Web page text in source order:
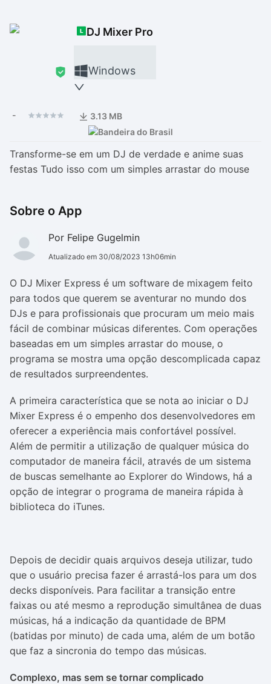
DJ Mixer Pro
Windows
- 3.13 MB
Transforme-se em um DJ de verdade e anime suas
festas Tudo isso com um simples arrastar do mouse
Sobre o App
Por Felipe Gugelmin
Atualizado em 30/08/2023 13h06min
O DJ Mixer Express é um software de mixagem feito
para todos que querem se aventurar no mundo dos
DJs e para profissionais que procuram um meio mais
fácil de combinar músicas diferentes. Com operações
baseadas em um simples arrastar do mouse, o
programa se mostra uma opção descomplicada capaz
de resultados surpreendentes.
A primeira característica que se nota ao iniciar o DJ
Mixer Express é o empenho dos desenvolvedores em
oferecer a experiência mais confortável possível.
Além de permitir a utilização de qualquer música do
computador de maneira fácil, através de um sistema
de buscas semelhante ao Explorer do Windows, há a
opção de integrar o programa de maneira rápida à
biblioteca do iTunes.
Depois de decidir quais arquivos deseja utilizar, tudo
que o usuário precisa fazer é arrastá-los para um dos
decks disponíveis. Para facilitar a transição entre
faixas ou até mesmo a reprodução simultânea de duas
músicas, há a indicação da quantidade de BPM
(batidas por minuto) de cada uma, além de um botão
que faz a sincronia do tempo das músicas.
Complexo, mas sem se tornar complicado